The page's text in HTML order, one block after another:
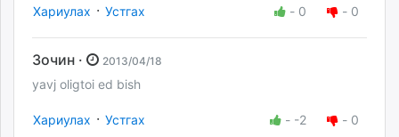
Хариулах · Устгах - 0 - 0
Зочин · 2013/04/18
yavj oligtoi ed bish
Хариулах · Устгах - -2 - 0